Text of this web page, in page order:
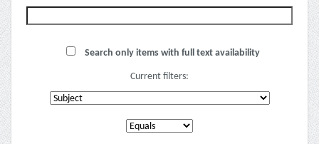
Search only items with full text availability
Current filters: